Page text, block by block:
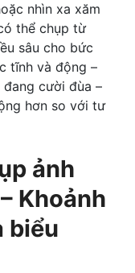
nhìn xa xăm
thể chụp từ
sâu cho bức
tĩnh và động –
cười đùa –
hơn so với tư
ảnh
Khoảnh
biểu